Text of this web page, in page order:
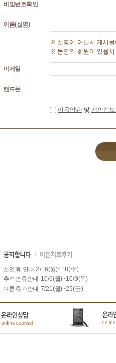
비밀번호확인
이름(실명)
※ 실명이 아닐시 게시물
※ 동명의 회원이 있을시
이메일
핸드폰
이용약관 및 개인정
설연휴 안내 2/16(월)~18(수)
추석연휴안내 10/6(월)~10/9(목)
여름휴가안내 7/21(월)~25(금)